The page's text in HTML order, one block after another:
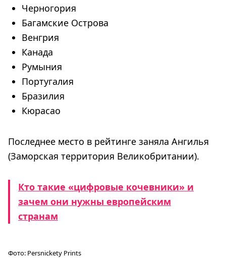
Черногория
Багамские Острова
Венгрия
Канада
Румыния
Португалия
Бразилия
Кюрасао
Последнее место в рейтинге заняла Ангилья
(Заморская территория Великобритании).
Кто такие «цифровые кочевники» и
зачем они нужны европейским
странам
Фото: Persnickety Prints